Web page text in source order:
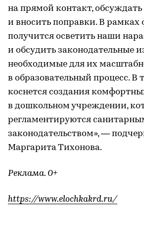
на прямой контакт,
и вносить поправки. В рамках
получится осветить наши
и обсудить законодательные
необходимые для их
в образовательный процесс. В
коснется создания
в дошкольном учреждении,
регламентируются
законодательством», —
Маргарита Тихонова.
Реклама. 0+
https://www.elochkakrd.ru/